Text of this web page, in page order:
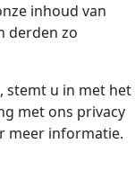
inhoud van
derden zo
stemt u in met het
met ons privacy
meer informatie.